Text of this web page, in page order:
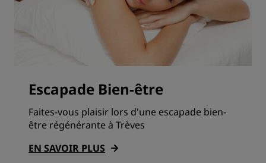
Escapade Bien-être
Faites-vous plaisir lors d'une escapade bien-
être régénérante à Trèves
EN SAVOIR PLUS